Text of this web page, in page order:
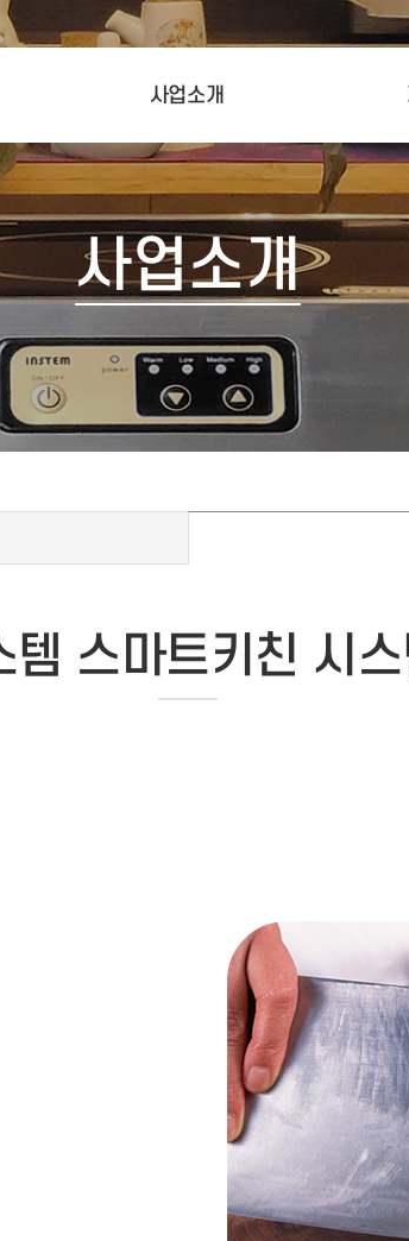
사업소개
인스템 인덕션렌지
인스템 스마트키친 시스템
인스
인스
스마
스
푸드
사업소개
템 스마트키친 시